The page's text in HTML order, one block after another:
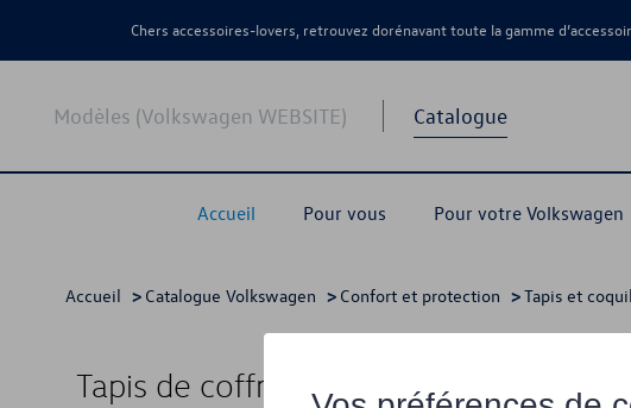
Chers accessoires-lovers, retrouvez dorénavant toute la gamme
Modèles (Volkswagen WEBSITE) Catalogue
Accueil Pour vous Pour votre Volkswagen
Accueil > Catalogue Volkswagen > Confort et protection >Tapis et
Tapis de coffre, pour vehicules avec